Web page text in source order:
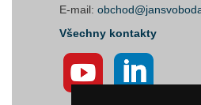
E-mail:
Všechny kontakty